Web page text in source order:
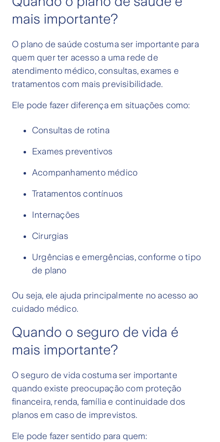
mais importante?
O plano de saúde costuma ser importante para
quem quer ter acesso a uma rede de
atendimento médico, consultas, exames e
tratamentos com mais previsibilidade.
Ele pode fazer diferença em situações como:
Consultas de rotina
Exames preventivos
Acompanhamento médico
Tratamentos contínuos
Internações
Cirurgias
Urgências e emergências, conforme o tipo
de plano
Ou seja, ele ajuda principalmente no acesso ao
cuidado médico.
Quando o seguro de vida é
mais importante?
O seguro de vida costuma ser importante
quando existe preocupação com proteção
financeira, renda, família e continuidade dos
planos em caso de imprevistos.
Ele pode fazer sentido para quem: